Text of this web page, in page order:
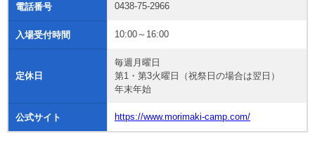
電話番号 0438-75-2966
入場受付時間 10:00～16:00
定休日
毎週月曜日
第1・第3火曜日（祝祭日の場合は翌日）
年末年始
公式サイト https://www.morimaki-camp.com/